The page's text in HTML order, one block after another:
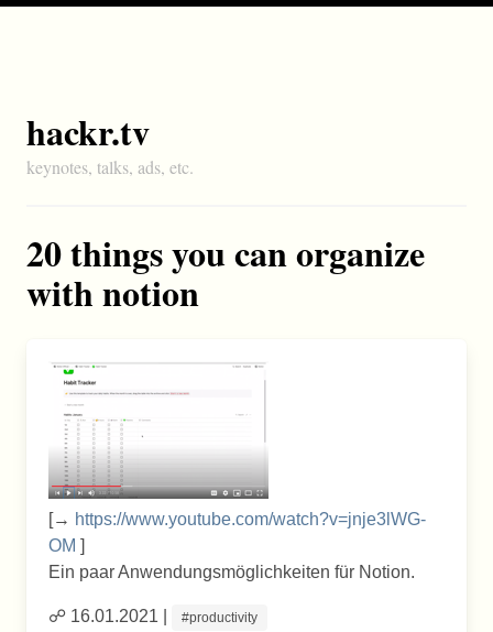
hackr.tv
keynotes, talks, ads, etc.
20 things you can organize
with notion
[→ https://www.youtube.com/watch?v=jnje3lWG-
OM ]
Ein paar Anwendungsmöglichkeiten für Notion.
☍ 16.01.2021 | #productivity